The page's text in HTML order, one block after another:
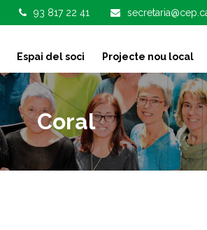
93 817 22 41
Espai del soci Projecte nou local
Coral